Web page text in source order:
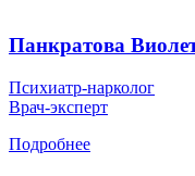
Панкратова
Психиатр-нарколог
Врач-эксперт
Подробнее